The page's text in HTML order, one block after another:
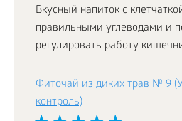
Вкусный напиток с
правильными углеводами и
регулировать работу
Фиточай из диких трав № 9
контроль)